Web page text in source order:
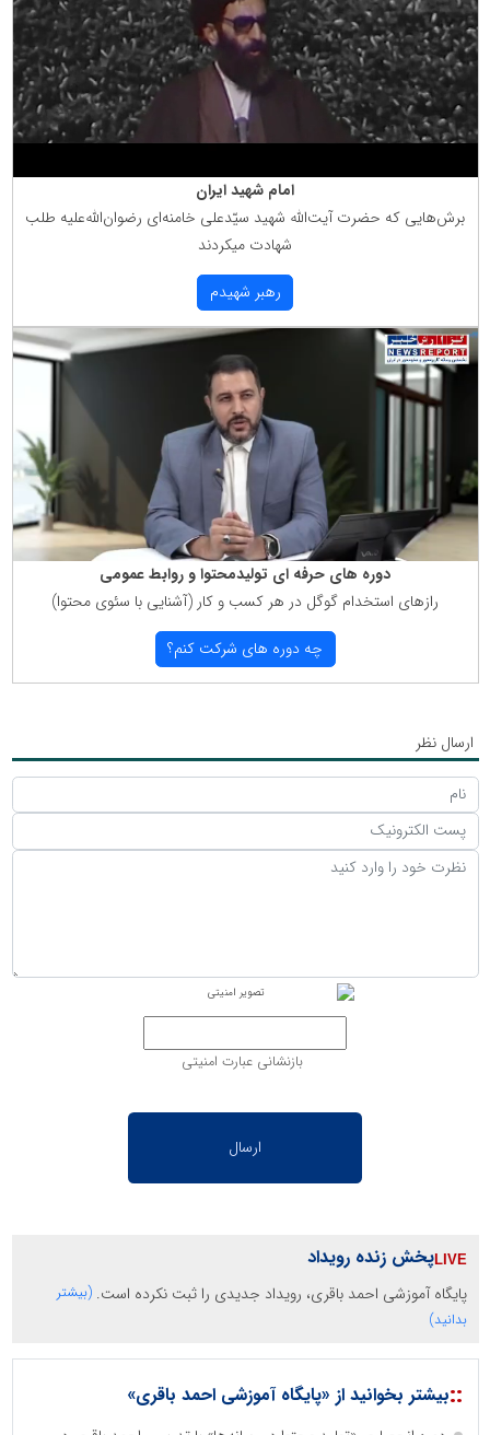
امام شهید ایران
برش‌هایی كه حضرت آیت‌الله شهید سیّدعلی خامنه‌ای رضوان‌الله‌علیه طلب
شهادت میكردند
رهبر شهیدم
دوره های حرفه ای تولیدمحتوا و روابط عمومی
رازهای استخدام گوگل در هر كسب و كار (آشنایی با سئوی محتوا)
چه دوره های شركت كنم؟
ارسال نظر
بازنشانی عبارت امنیتی
پخش زنده رویداد
پایگاه آموزشی احمد باقری، رویداد جدیدی را ثبت نکرده است. (بیشتر
بدانید)
::بیشتر بخوانید از «پایگاه آموزشی احمد باقری»